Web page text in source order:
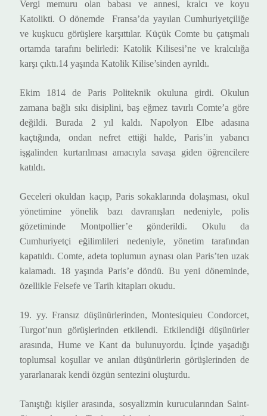
Vergi memuru olan babası ve annesi, kralcı ve koyu
Katolikti. O dönemde Fransa’da yayılan Cumhuriyetçiliğe
ve kuşkucu görüşlere karşıttılar. Küçük Comte bu çatışmalı
ortamda tarafını belirledi: Katolik Kilisesi’ne ve kralcılığa
karşı çıktı.14 yaşında Katolik Kilise’sinden ayrıldı.
Ekim 1814 de Paris Politeknik okuluna girdi. Okulun
zamana bağlı sıkı disiplini, baş eğmez tavırlı Comte’a göre
değildi. Burada 2 yıl kaldı.Napolyon Elbe adasına
kaçtığında, ondan nefret ettiği halde, Paris’in yabancı
işgalinden kurtarılması amacıyla savaşa giden öğrencilere
katıldı.
Geceleri okuldan kaçıp, Paris sokaklarında dolaşması, okul
yönetimine yönelik bazı davranışları nedeniyle, polis
gözetiminde Montpollier’e gönderildi. Okulu da
Cumhuriyetçi eğilimlileri nedeniyle, yönetim tarafından
kapatıldı. Comte, adeta toplumun aynası olan Paris’ten uzak
kalamadı. 18 yaşında Paris’e döndü. Bu yeni döneminde,
özellikle Felsefe ve Tarih kitapları okudu.
19. yy. Fransız düşünürlerinden, Montesiquieu Condorcet,
Turgot’nun görüşlerinden etkilendi. Etkilendiği düşünürler
arasında, Hume ve Kant da bulunuyordu. İçinde yaşadığı
toplumsal koşullar ve anılan düşünürlerin görüşlerinden de
yararlanarak kendi özgün sentezini oluşturdu.
Tanıştığı kişiler arasında, sosyalizmin kurucularından Saint-